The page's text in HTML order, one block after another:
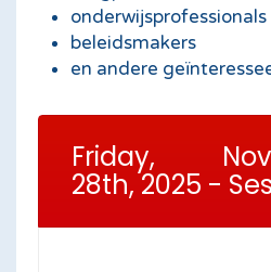
onderwijsprofessionals
beleidsmakers
en andere
Friday,
28th, 2025 -